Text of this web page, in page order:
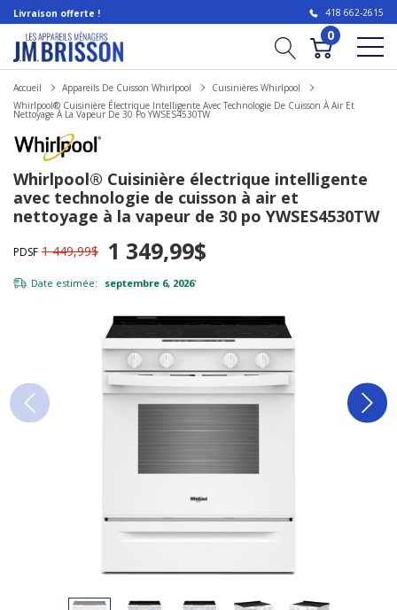
Livraison offerte ! 418 662-2615
0
Accueil Appareils De Cuisson Whirlpool
Cuisinières Whirlpool
Whirlpool® Cuisinière Électrique Intelligente Avec Technologie De Cuisson À Air Et
Nettoyage À La Vapeur De 30 Po YWSES4530TW
Whirlpool® Cuisinière électrique intelligente
avec technologie de cuisson à air et
nettoyage à la vapeur de 30 po YWSES4530TW
PDSF 1 449,99$ 1 349,99$
Date estimée: septembre 6, 2026*